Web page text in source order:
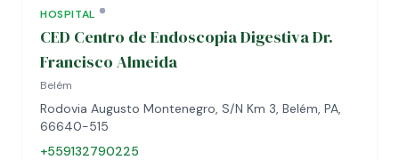
HOSPITAL
CED Centro de Endoscopia Digestiva Dr.
Francisco Almeida
Belém
Rodovia Augusto Montenegro, S/N Km 3, Belém, PA,
66640-515
+559132790225